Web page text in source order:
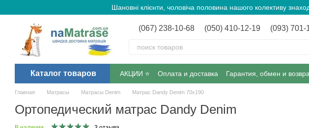
Шановні клієнти, чоловіча половина нашого колективу
(067) 238-10-68 (050) 410-12-19 (093) 701-
Каталог товаров АКЦИИ ⭐️ Оплата и доставка Гарантия, обмен и
Главная Матрасы Матрасы Denim Матрас Dandy Denim 70х190
Ортопедический матрас Dandy Denim